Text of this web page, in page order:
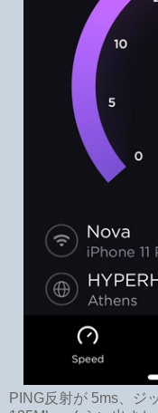
PING反射が 5ms、ジ